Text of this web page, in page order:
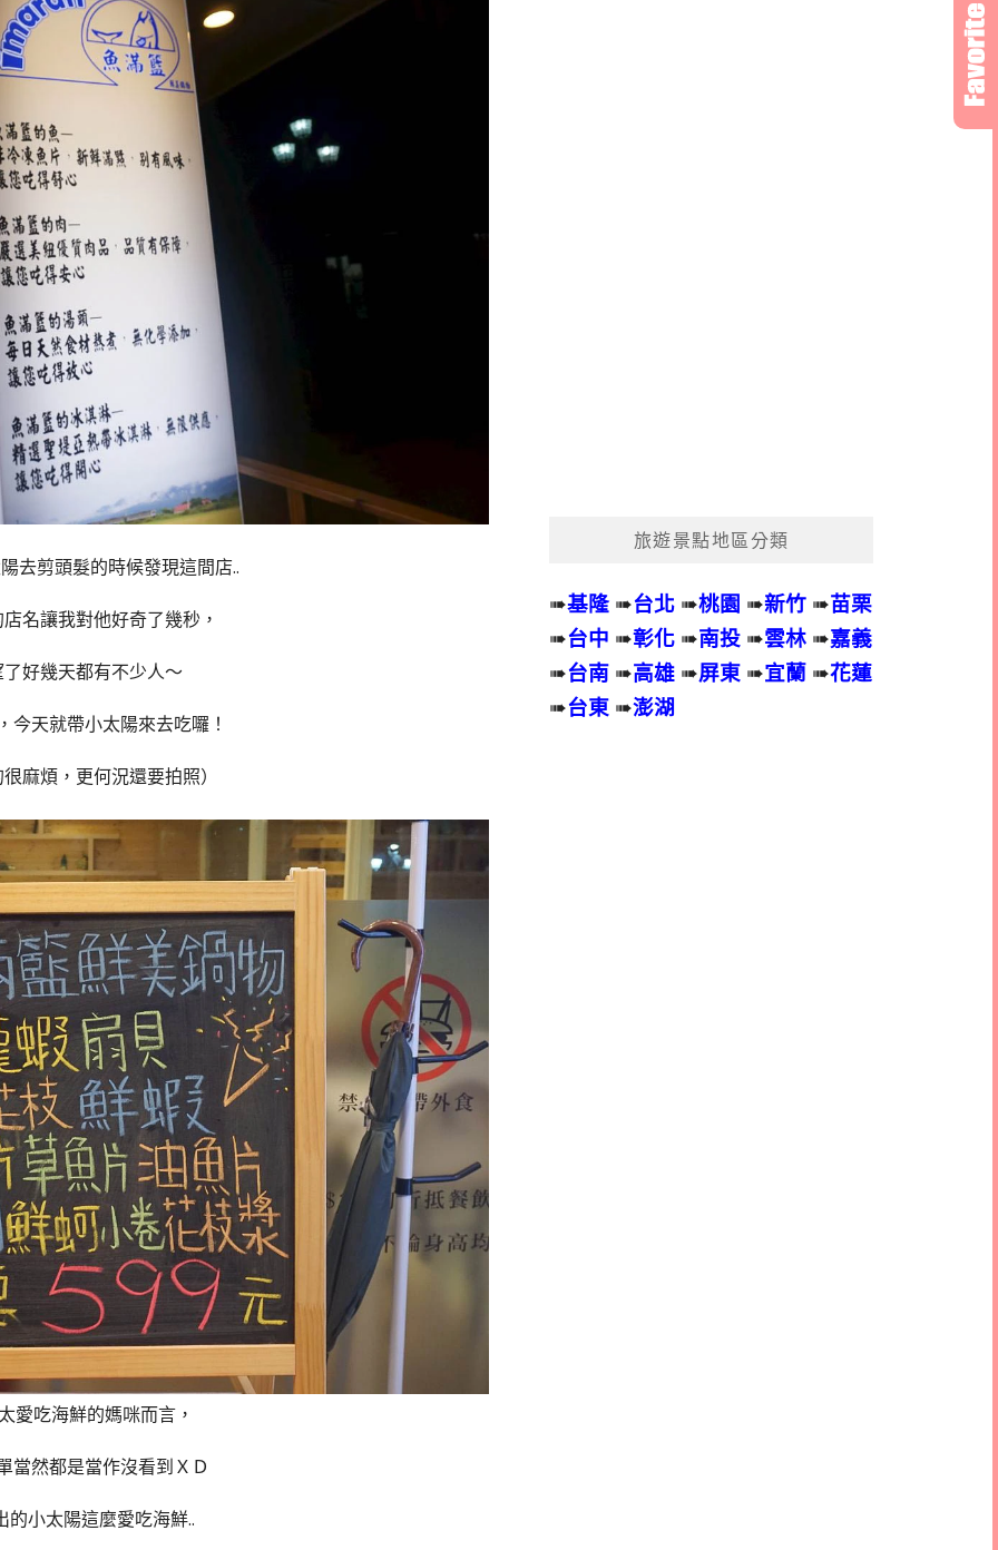
去剪頭髮的時候發現這間店..
名讓我對他好奇了幾秒，
好幾天都有不少人～
今天就帶小太陽來去吃囉！
麻煩，更何況還要拍照）
吃海鮮的媽咪而言，
當然都是當作沒看到ＸＤ
的小太陽這麼愛吃海鮮..
旅遊景點地區分類
➠基隆 ➠台北 ➠桃園 ➠新竹 ➠苗栗
➠台中 ➠彰化 ➠南投 ➠雲林 ➠嘉義
➠台南 ➠高雄 ➠屏東 ➠宜蘭 ➠花蓮
➠台東 ➠澎湖